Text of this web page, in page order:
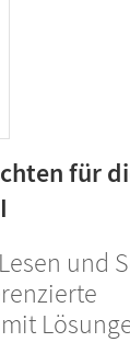
für
und